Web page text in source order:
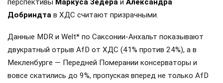
перспективы Маркуса Зедера и Александра
Добриндта в ХДС считают призрачными.
Данные MDR и Welt* по Саксонии-Анхальт показывают
двукратный отрыв AfD от ХДС (41% против 24%), а в
Мекленбурге — Передней Померании консерваторы и
вовсе скатились до 9%, пропуская вперед не только AfD